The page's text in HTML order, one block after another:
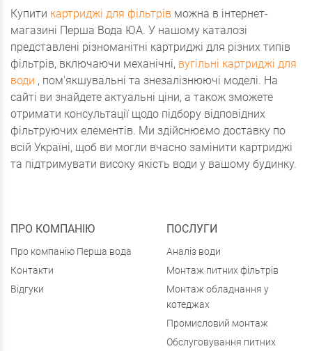
Купити картриджі для фільтрів можна в інтернет-
магазині Перша Вода ЮА. У нашому каталозі
представлені різноманітні картриджі для різних типів
фільтрів, включаючи механічні, вугільні картриджі для
води , пом'якшувальні та знезалізнюючі моделі. На
сайті ви знайдете актуальні ціни, а також зможете
отримати консультації щодо підбору відповідних
фільтруючих елементів. Ми здійснюємо доставку по
всій Україні, щоб ви могли вчасно замінити картриджі
та підтримувати високу якість води у вашому будинку.
ПРО КОМПАНІЮ
Про компанію Перша вода
Контакти
Відгуки
ПОСЛУГИ
Аналіз води
Монтаж питних фільтрів
Монтаж обладнання у
котеджах
Промисловий монтаж
Обслуговування питних